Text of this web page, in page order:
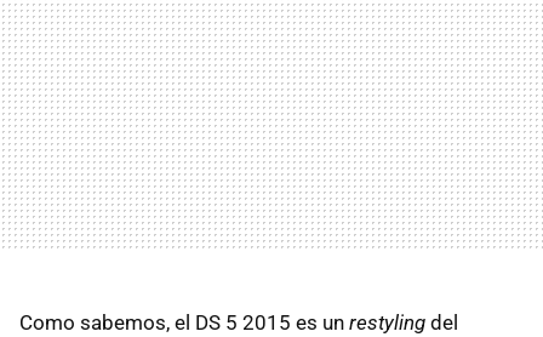
Como sabemos, el DS 5 2015 es un restyling del